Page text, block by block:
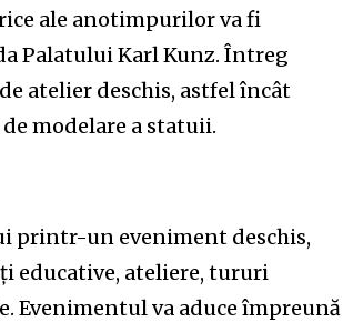
ale anotimpurilor va fi
Palatului Karl Kunz. Întreg
atelier deschis, astfel încât
modelare a statuii.
printr-un eveniment deschis,
educative, ateliere, tururi
Evenimentul va aduce împreună